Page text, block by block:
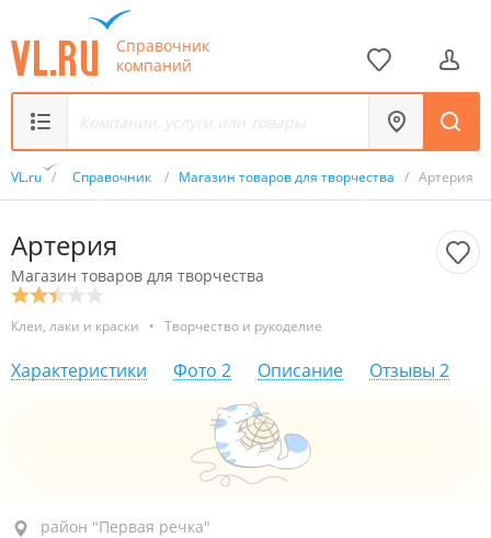
Справочник
компаний
VL.ru / Справочник / Магазин товаров для творчества / Артерия
Артерия
Магазин товаров для творчества
Клеи, лаки и краски • Творчество и рукоделие
Характеристики Фото 2 Описание Отзывы 2
район "Первая речка", пр-т Океанский, 69
район "Первая речка"